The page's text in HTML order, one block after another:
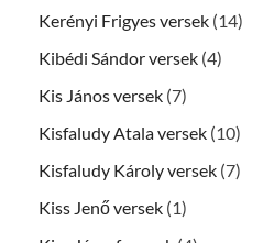
Kerényi Frigyes versek (14)
Kibédi Sándor versek (4)
Kis János versek (7)
Kisfaludy Atala versek (10)
Kisfaludy Károly versek (7)
Kiss Jenő versek (1)